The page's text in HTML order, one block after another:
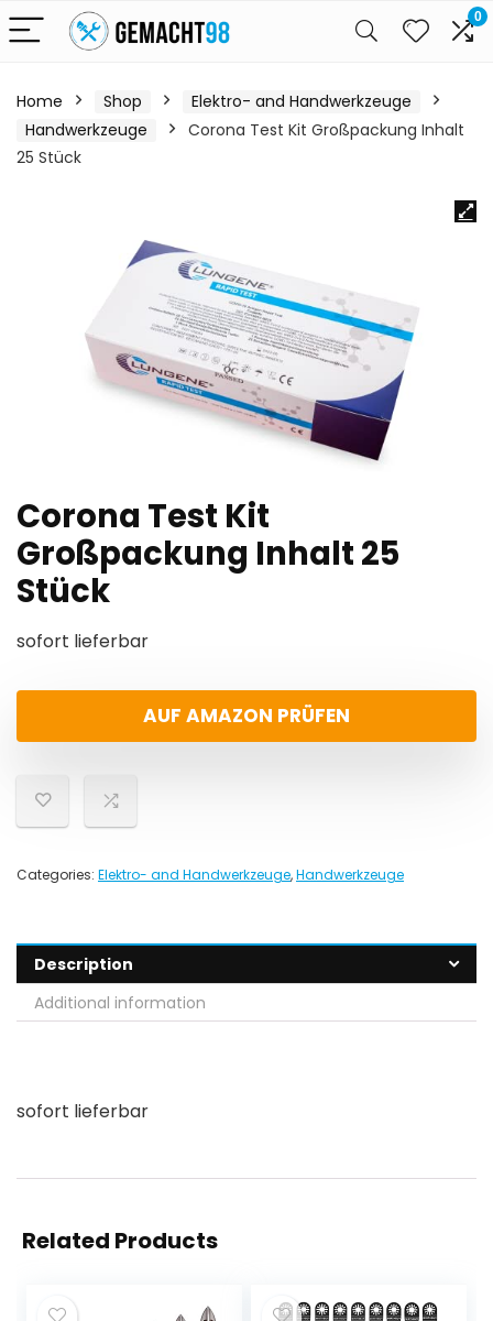
0
Home Shop
Elektro- and Handwerkzeuge
Handwerkzeuge
Corona Test Kit Großpackung Inhalt
25 Stück
Corona Test Kit
Großpackung Inhalt 25
Stück
sofort lieferbar
AUF AMAZON PRÜFEN
Categories: Elektro- and Handwerkzeuge,Handwerkzeuge
Description
Additional information
sofort lieferbar
Related Products